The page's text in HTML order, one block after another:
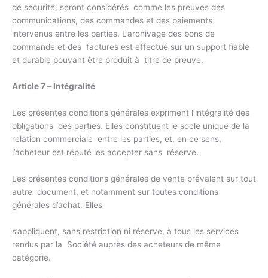
de sécurité, seront considérés comme les preuves des
communications, des commandes et des paiements
intervenus entre les parties. L’archivage des bons de
commande et des factures est effectué sur un support fiable
et durable pouvant être produit à titre de preuve.
Article 7 – Intégralité
Les présentes conditions générales expriment l’intégralité des
obligations des parties. Elles constituent le socle unique de la
relation commerciale entre les parties, et, en ce sens,
l’acheteur est réputé les accepter sans réserve.
Les présentes conditions générales de vente prévalent sur tout
autre document, et notamment sur toutes conditions
générales d’achat. Elles
s’appliquent, sans restriction ni réserve, à tous les services
rendus par la Société auprès des acheteurs de même
catégorie.